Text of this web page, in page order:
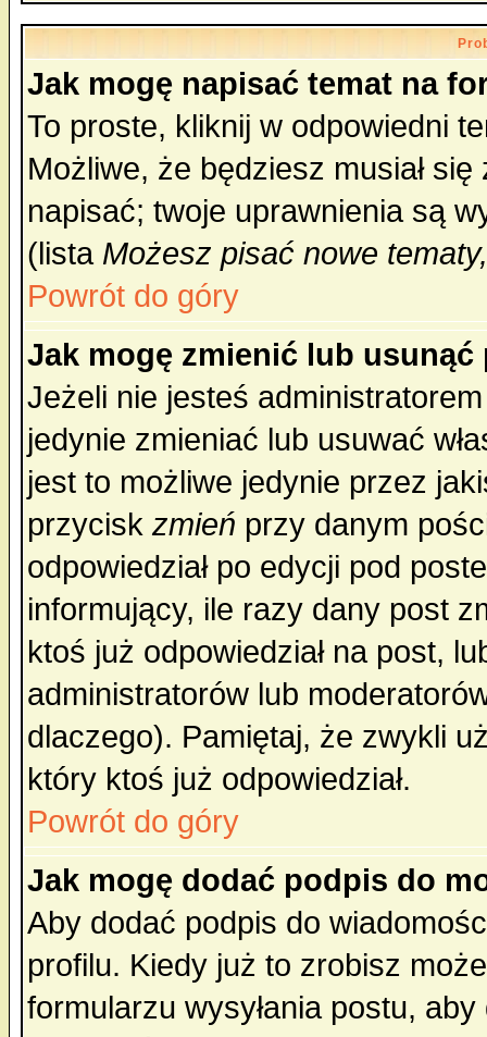
Jak mogę napisać temat na
To proste, kliknij w odpowiedni
Możliwe, że będziesz musiał
napisać; twoje uprawnienia są
(lista Możesz pisać nowe
Powrót do góry
Jak mogę zmienić lub usunąć
Jeżeli nie jesteś
jedynie zmieniać lub usuwać
jest to możliwe jedynie przez
przycisk zmień przy danym
odpowiedział po edycji pod
informujący, ile razy dany post
ktoś już odpowiedział na post,
administratorów lub
dlaczego). Pamiętaj, że zwykli
który ktoś już odpowiedział.
Powrót do góry
Jak mogę dodać podpis do
Aby dodać podpis do
profilu. Kiedy już to zrobisz
formularzu wysyłania postu,